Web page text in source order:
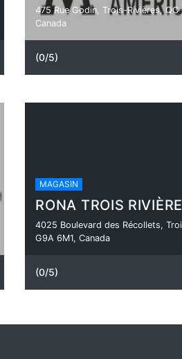
475 Rue Godin, Trois-Rivières,
Canada
(0/5)
MAGASIN
RONA TROIS
4025 Boulevard des Récollets,
G9A 6M1, Canada
(0/5)